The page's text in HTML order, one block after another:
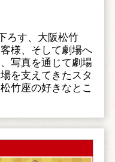
ろす、大阪松竹
様、そして劇場へ
写真を通じて劇場
を支えてきたスタ
竹座の好きなとこ